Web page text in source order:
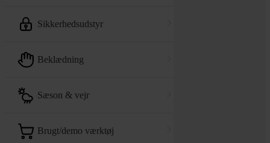
sikkerhedsudstyr
beklædning
sæson & vejr
brugt/demo værktøj